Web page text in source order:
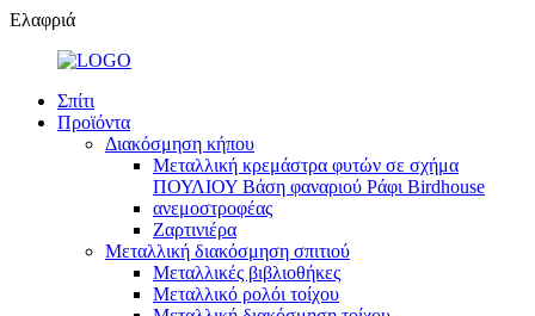
Ελαφριά
Σπίτι
Προϊόντα
Διακόσμηση κήπου
Μεταλλική κρεμάστρα φυτών σε σχήμα
ΠΟΥΛΙΟΥ Βάση φαναριού Ράφι Birdhouse
ανεμοστροφέας
Ζαρτινιέρα
Μεταλλική διακόσμηση σπιτιού
Μεταλλικές βιβλιοθήκες
Μεταλλικό ρολόι τοίχου